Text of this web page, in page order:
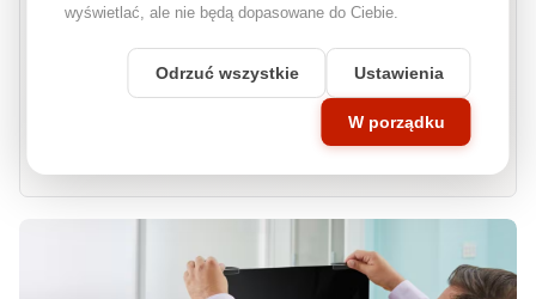
Strefa prywatności 60°
Filtr pomaga ograniczyć widoczność danych dla osób siedzących obok,
typowo w zakresie około 60° po lewej i prawej stronie, dlatego sprawdza się w
wyświetlać, ale nie będą dopasowane do Ciebie.
Odrzuć wszystkie Ustawienia
W porządku